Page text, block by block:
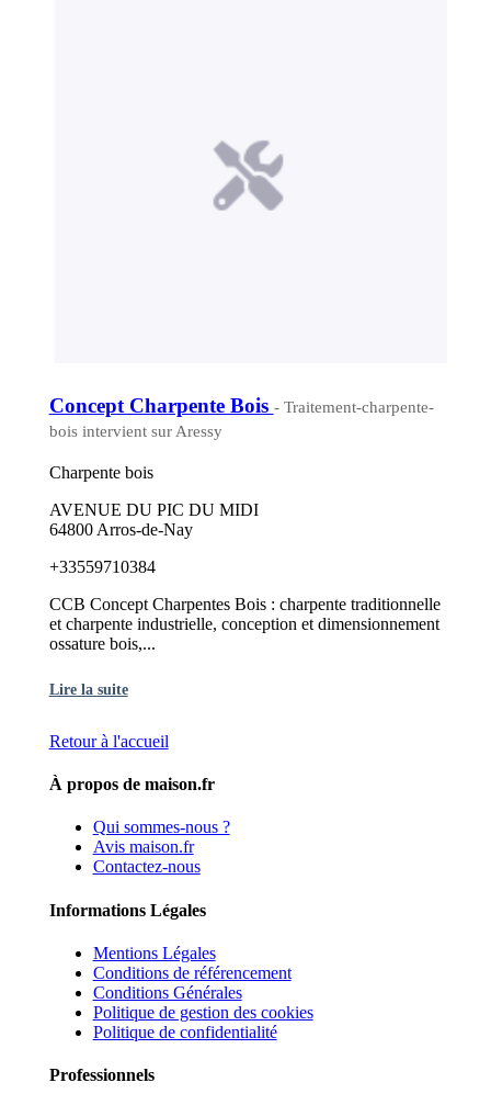
Concept Charpente Bois - Traitement-charpente-
bois intervient sur Aressy
Charpente bois
AVENUE DU PIC DU MIDI
64800 Arros-de-Nay
+33559710384
CCB Concept Charpentes Bois : charpente traditionnelle
et charpente industrielle, conception et dimensionnement
ossature bois,...
Lire la suite
Retour à l'accueil
À propos de maison.fr
Qui sommes-nous ?
Avis maison.fr
Contactez-nous
Informations Légales
Mentions Légales
Conditions de référencement
Conditions Générales
Politique de gestion des cookies
Politique de confidentialité
Professionnels